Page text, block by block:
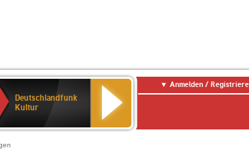
Deutschlandfunk
Kultur
Anmelden /